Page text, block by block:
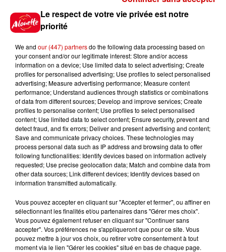
Jeux Voir plus
Gagnez vos places pour le
Festival du Roi Arthur 2026 !
Gagnez vos entrées pour le
Musée du Sport Automobile au
Mans !
Alouette vous invite à
Futuroscope Xperiences !
Le Duel - Gagnez votre balade
Le respect de votre vie privée est notre
priorité
We and our (447) partnersdo the following data processing based on
your consent and/or our legitimate interest: Store and/or access
information on a device; Use limited data to select advertising; Create
profiles for personalised advertising; Use profiles to select personalised
advertising; Measure advertising performance; Measure content
performance; Understand audiences through statistics or combinations
of data from different sources; Develop and improve services; Create
profiles to personalise content; Use profiles to select personalised
content; Use limited data to select content; Ensure security, prevent and
detect fraud, and fix errors; Deliver and present advertising and content;
Save and communicate privacy choices. These technologies may
process personal data such as IP address and browsing data to offer
following functionalities: Identify devices based on information actively
requested; Use precise geolocation data; Match and combine data from
other data sources; Link different devices; Identify devices based on
information transmitted automatically.
Vous pouvez accepter en cliquant sur "Accepter et fermer", ou affiner en
sélectionnant les finalités et/ou partenaires dans "Gérer mes choix".
Vous pouvez également refuser en cliquant sur "Continuer sans
accepter". Vos préférences ne s'appliqueront que pour ce site. Vous
pouvez mettre à jour vos choix, ou retirer votre consentement à tout
moment via le lien "Gérer les cookies" situé en bas de chaque page.